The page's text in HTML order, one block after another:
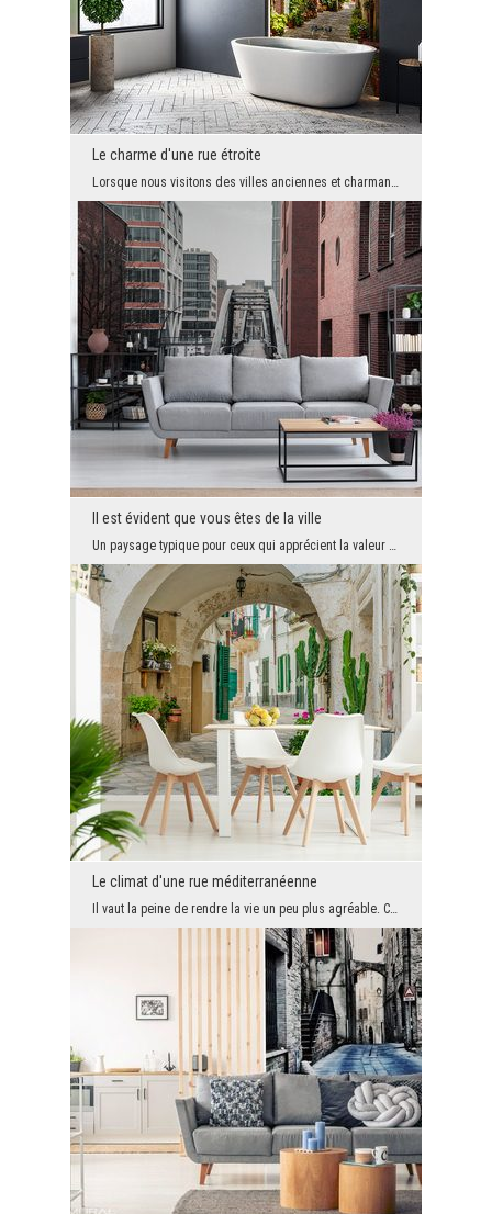
Le charme d'une rue étroite
Lorsque nous visitons des villes anciennes et charmantes, nous nous limitons souvent à voir les m...
Il est évident que vous êtes de la ville
Un paysage typique pour ceux qui apprécient la valeur de l'urbanisme et une architecture intéress...
Le climat d'une rue méditerranéenne
Il vaut la peine de rendre la vie un peu plus agréable. Ces petites choses sont, par exemple, une...